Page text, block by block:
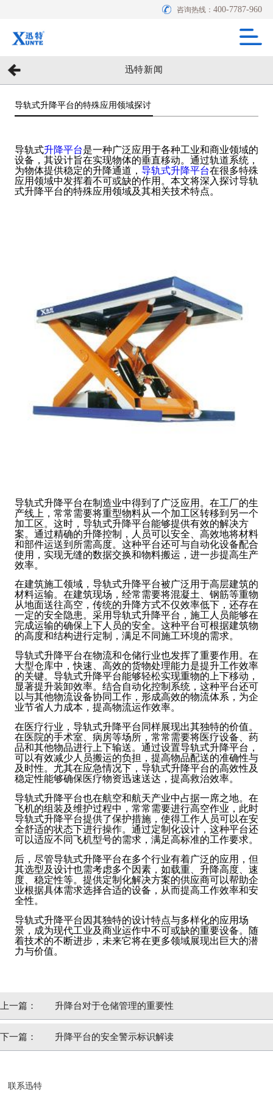
咨询热线：400-7787-960
迅特新闻
导轨式升降平台的特殊应用领域探讨
导轨式升降平台是一种广泛应用于各种工业和商业领域的
设备，其设计旨在实现物体的垂直移动。通过轨道系统，
为物体提供稳定的升降通道， 导轨式升降平台在很多特殊
应用领域中发挥着不可或缺的作用。本文将深入探讨导轨
式升降平台的特殊应用领域及其相关技术特点。
导轨式升降平台在制造业中得到了广泛应用。在工厂的生
产线上，常常需要将重型物料从一个加工区转移到另一个
加工区。这时，导轨式升降平台能够提供有效的解决方
案。通过精确的升降控制，人员可以安全、高效地将材料
和部件运送到所需高度。这种平台还可与自动化设备配合
使用，实现无缝的数据交换和物料搬运，进一步提高生产
效率。
在建筑施工领域，导轨式升降平台被广泛用于高层建筑的
材料运输。在建筑现场，经常需要将混凝土、钢筋等重物
从地面送往高空，传统的升降方式不仅效率低下，还存在
一定的安全隐患。采用导轨式升降平台，施工人员能够在
完成运输的确保上下人员的安全。这种平台可根据建筑物
的高度和结构进行定制，满足不同施工环境的需求。
导轨式升降平台在物流和仓储行业也发挥了重要作用。在
大型仓库中，快速、高效的货物处理能力是提升工作效率
的关键。导轨式升降平台能够轻松实现重物的上下移动，
显著提升装卸效率。结合自动化控制系统，这种平台还可
以与其他物流设备协同工作，形成高效的物流体系，为企
业节省人力成本，提高物流运作效率。
在医疗行业，导轨式升降平台同样展现出其独特的价值。
在医院的手术室、病房等场所，常常需要将医疗设备、药
品和其他物品进行上下输送。通过设置导轨式升降平台，
可以有效减少人员搬运的负担，提高物品配送的准确性与
及时性。尤其在应急情况下，导轨式升降平台的高效性及
稳定性能够确保医疗物资迅速送达，提高救治效率。
导轨式升降平台也在航空和航天产业中占据一席之地。在
飞机的组装及维护过程中，常常需要进行高空作业，此时
导轨式升降平台提供了保护措施，使得工作人员可以在安
全舒适的状态下进行操作。通过定制化设计，这种平台还
可以适应不同飞机型号的需求，满足高标准的工作要求。
后，尽管导轨式升降平台在多个行业有着广泛的应用，但
其选型及设计也需考虑多个因素，如载重、升降高度、速
度、稳定性等。提供定制化解决方案的供应商可以帮助企
业根据具体需求选择合适的设备，从而提高工作效率和安
全性。
导轨式升降平台因其独特的设计特点与多样化的应用场
景，成为现代工业及商业运作中不可或缺的重要设备。随
着技术的不断进步，未来它将在更多领域展现出巨大的潜
力与价值。
上一篇： 升降台对于仓储管理的重要性
下一篇： 升降平台的安全警示标识解读
联系迅特